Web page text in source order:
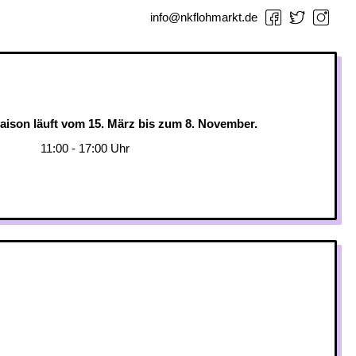
info@nkflohmarkt.de
läuft vom 15. März bis zum 8. November.
11:00 - 17:00 Uhr